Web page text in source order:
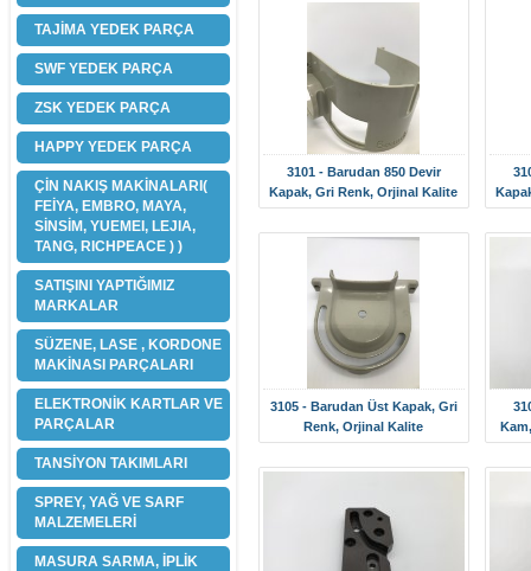
TAJİMA YEDEK PARÇA
SWF YEDEK PARÇA
ZSK YEDEK PARÇA
HAPPY YEDEK PARÇA
ÇİN NAKIŞ MAKİNALARI(
FEİYA, EMBRO, MAYA,
SİNSİM, YUEMEI, LEJIA,
TANG, RICHPEACE ) )
SATIŞINI YAPTIĞIMIZ
MARKALAR
SÜZENE, LASE , KORDONE
MAKİNASI PARÇALARI
ELEKTRONİK KARTLAR VE
PARÇALAR
TANSİYON TAKIMLARI
SPREY, YAĞ VE SARF
MALZEMELERİ
MASURA SARMA, İPLİK
3101 - Barudan 850 Devir
Kapak, Gri Renk, Orjinal Kalite
3105 - Barudan Üst Kapak, Gri
Renk, Orjinal Kalite